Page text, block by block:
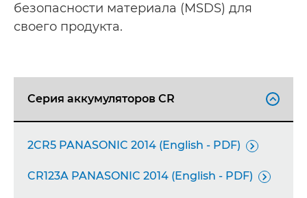
безопасности материала (MSDS) для
своего продукта.
Серия аккумуляторов CR 
2CR5 PANASONIC 2014 (English - PDF) 
CR123A PANASONIC 2014 (English - PDF) 